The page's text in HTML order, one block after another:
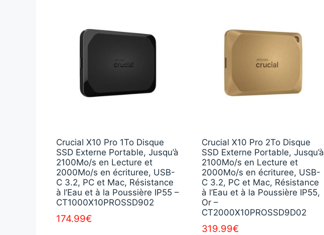
Crucial X10 Pro 1To Disque
SSD Externe Portable, Jusqu’à
2100Mo/s en Lecture et
2000Mo/s en écrituree, USB-
C 3.2, PC et Mac, Résistance
à l’Eau et à la Poussière IP55 –
CT1000X10PROSSD902
174.99€
Crucial X10 Pro 2To Disque
SSD Externe Portable, Jusqu’à
2100Mo/s en Lecture et
2000Mo/s en écrituree, USB-
C 3.2, PC et Mac, Résistance
à l’Eau et à la Poussière IP55,
Or –
CT2000X10PROSSD9D02
319.99€